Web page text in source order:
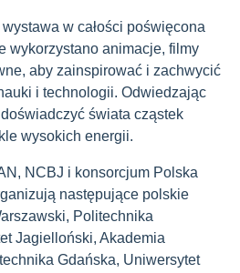
w całości poświęcona
wykorzystano animacje, filmy
aby zainspirować i zachwycić
i technologii. Odwiedzając
świata cząstek
wysokich energii.
NCBJ i konsorcjum Polska
następujące polskie
Politechnika
Jagielloński, Akademia
Gdańska, Uniwersytet